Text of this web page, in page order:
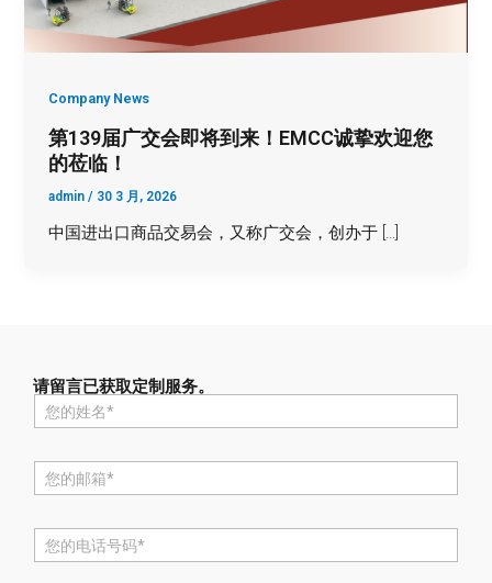
Company News
第139届广交会即将到来！EMCC诚挚欢迎您
的莅临！
admin/ 30 3 月, 2026
中国进出口商品交易会，又称广交会，创办于 […]
请留言已获取定制服务。
称
邮
话